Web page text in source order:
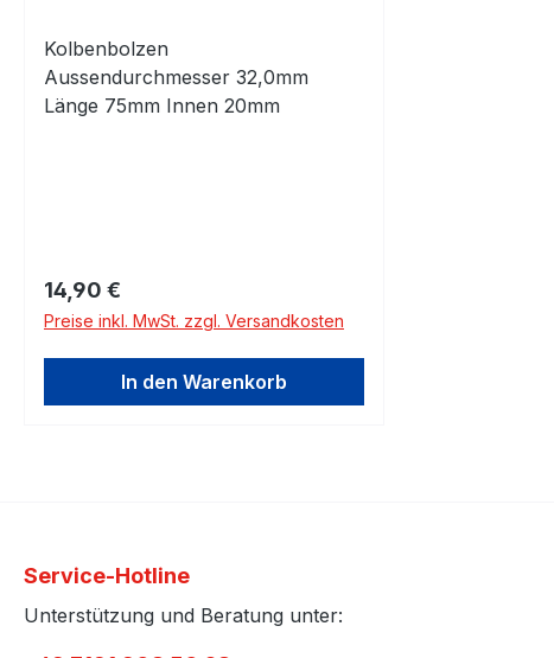
Kolbenbolzen
Aussendurchmesser 32,0mm
Länge 75mm Innen 20mm
Regulärer Preis:
14,90 €
Preise inkl. MwSt. zzgl. Versandkosten
In den Warenkorb
Service-Hotline
Unterstützung und Beratung unter: